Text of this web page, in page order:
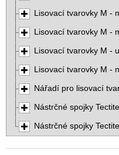
Lisovací tvarovky M -
Lisovací tvarovky M -
Lisovací tvarovky M -
Lisovací tvarovky M -
Nářadí pro lisovací
Nástrčné spojky
Nástrčné spojky